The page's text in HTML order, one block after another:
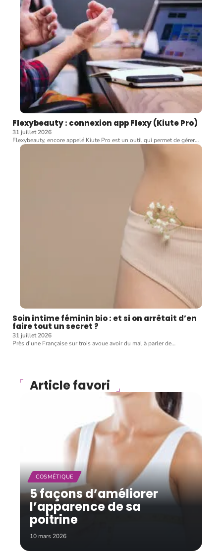
Flexybeauty : connexion app Flexy (Kiute Pro)
31 juillet 2026
Flexybeauty, encore appelé Kiute Pro est un outil qui permet de gérer…
Soin intime féminin bio : et si on arrêtait d’en
faire tout un secret ?
31 juillet 2026
Près d'une Française sur trois avoue avoir du mal à parler de…
Article favori
COSMÉTIQUE
5 façons d’améliorer
l’apparence de sa
poitrine
10 mars 2026